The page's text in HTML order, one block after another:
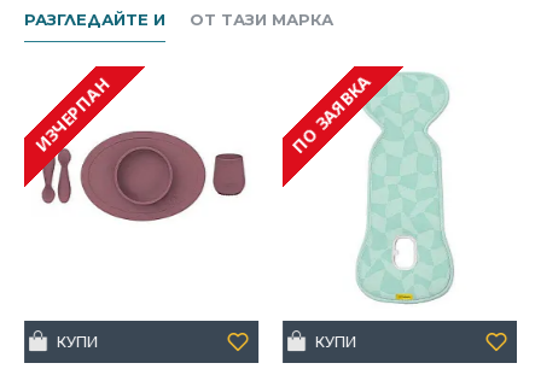
РАЗГЛЕДАЙТЕ И ОТ ТАЗИ МАРКА
ИЗЧЕРПАН
КУПИ
ПО ЗАЯВКА
КУПИ